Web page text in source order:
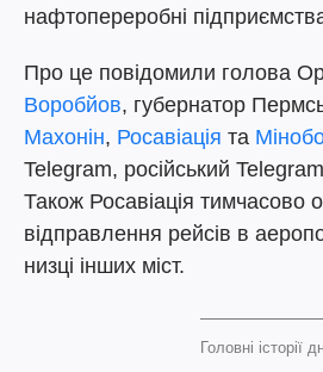
нафтопереробні
Про це повідомили голова
Воробйов, губернатор
Махонін, Росавіація та
Telegram, російський
Також Росавіація тимчасово
відправлення рейсів в
низці інших міст.
Головні історії